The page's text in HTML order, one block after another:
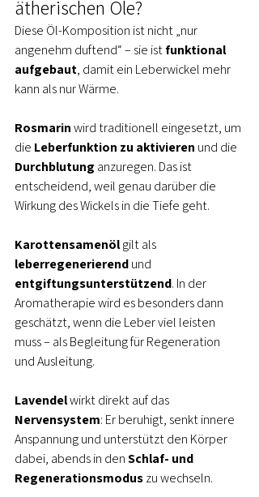
ätherischen Öle?
Diese Öl-Komposition ist nicht „nur
angenehm duftend“ – sie ist funktional
aufgebaut, damit ein Leberwickel mehr
kann als nur Wärme.
Rosmarin wird traditionell eingesetzt, um
die Leberfunktion zu aktivieren und die
Durchblutung anzuregen. Das ist
entscheidend, weil genau darüber die
Wirkung des Wickels in die Tiefe geht.
Karottensamenöl gilt als
leberregenerierend und
entgiftungsunterstützend. In der
Aromatherapie wird es besonders dann
geschätzt, wenn die Leber viel leisten
muss – als Begleitung für Regeneration
und Ausleitung.
Lavendel wirkt direkt auf das
Nervensystem: Er beruhigt, senkt innere
Anspannung und unterstützt den Körper
dabei, abends in den Schlaf- und
Regenerationsmodus zu wechseln.